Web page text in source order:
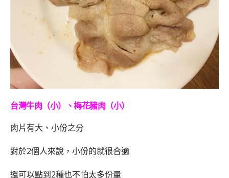
台灣牛肉（小）、梅花豬肉（小）
肉片有大、小份之分
對於2個人來說，小份的就很合適
還可以點到2種也不怕太多份量